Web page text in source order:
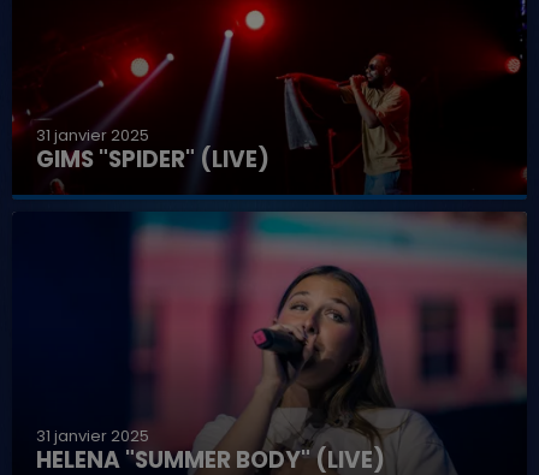
31 janvier 2025
GIMS "SPIDER" (LIVE)
31 janvier 2025
HELENA "SUMMER BODY" (LIVE)